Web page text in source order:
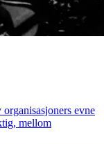
evne
mellom